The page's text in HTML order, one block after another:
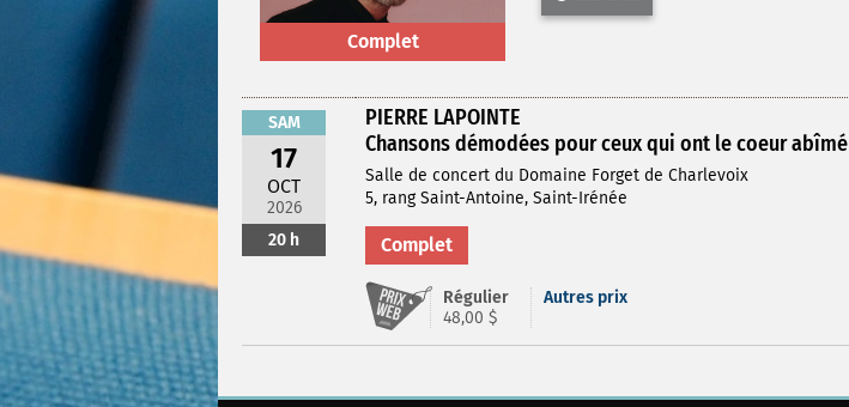
Complet
SAM
17
OCT
2026
20 h
PIERRE LAPOINTE
Chansons démodées pour ceux qui ont le coeur abîmé
Salle de concert du Domaine Forget de Charlevoix
5, rang Saint-Antoine, Saint-Irénée
Complet
Régulier
48,00 $
Autres prix